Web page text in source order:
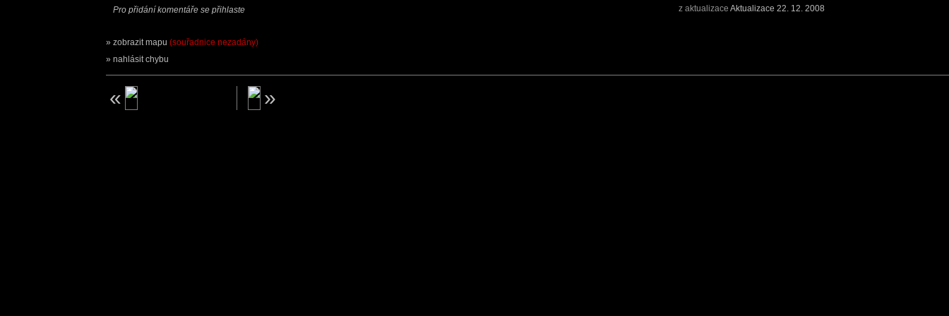
z aktualizace Aktualizace 22. 12. 2008
Pro přidání komentáře se přihlaste
zobrazit mapu (souřadnice nezadány)
nahlásit chybu